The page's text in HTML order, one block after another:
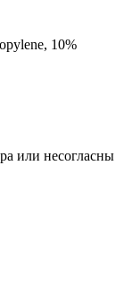
10%
или несогласны